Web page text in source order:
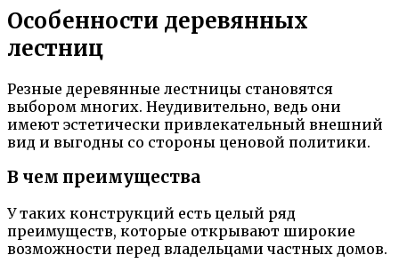
Особенности деревянных
лестниц
Резные деревянные лестницы становятся
выбором многих. Неудивительно, ведь они
имеют эстетически привлекательный внешний
вид и выгодны со стороны ценовой политики.
В чем преимущества
У таких конструкций есть целый ряд
преимуществ, которые открывают широкие
возможности перед владельцами частных домов.